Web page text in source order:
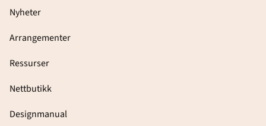
Nyheter
Arrangementer
Ressurser
Nettbutikk
Designmanual